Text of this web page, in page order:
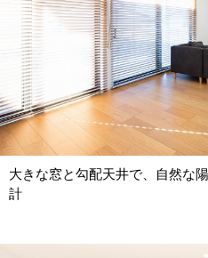
大きな窓と勾配天井で、自然な
計